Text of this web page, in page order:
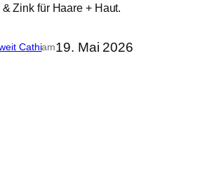
Zink für Haare + Haut.
Cathiam19. Mai 2026